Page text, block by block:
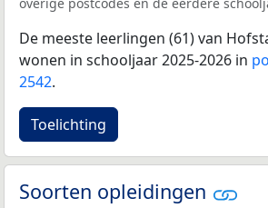
overige postcodes en de eerdere
De meeste leerlingen (61) van
wonen in schooljaar 2025-2026 in
2542.
Toelichting
Soorten opleidingen